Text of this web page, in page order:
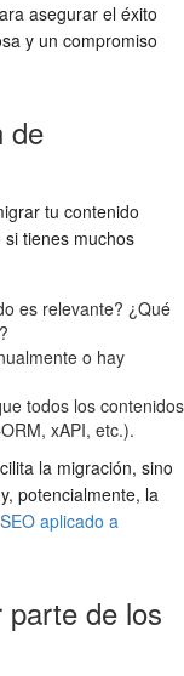
asegurar el éxito
y un compromiso
de
tu contenido
tienes muchos
es relevante? ¿Qué
o hay
todos los contenidos
xAPI, etc.).
la migración, sino
potencialmente, la
SEO aplicado a
parte de los